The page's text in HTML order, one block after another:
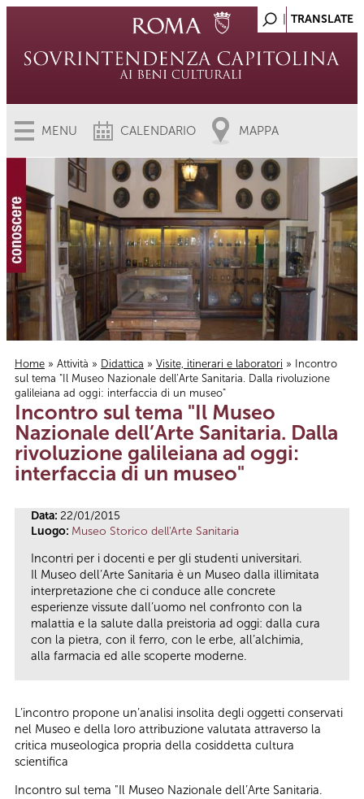
MENU CALENDARIO MAPPA
Tu sei qui
Home » Attività » Didattica » Visite, itinerari e laboratori » Incontro
sul tema "Il Museo Nazionale dell’Arte Sanitaria. Dalla rivoluzione
galileiana ad oggi: interfaccia di un museo"
Incontro sul tema "Il Museo
Nazionale dell’Arte Sanitaria. Dalla
rivoluzione galileiana ad oggi:
interfaccia di un museo"
Data: 22/01/2015
Luogo: Museo Storico dell'Arte Sanitaria
Incontri per i docenti e per gli studenti universitari.
Il Museo dell’Arte Sanitaria è un Museo dalla illimitata
interpretazione che ci conduce alle concrete
esperienze vissute dall’uomo nel confronto con la
malattia e la salute dalla preistoria ad oggi: dalla cura
con la pietra, con il ferro, con le erbe, all’alchimia,
alla farmacia ed alle scoperte moderne.
L’incontro propone un’analisi insolita degli oggetti conservati
nel Museo e della loro attribuzione valutata attraverso la
critica museologica propria della cosiddetta cultura
scientifica
Incontro sul tema "Il Museo Nazionale dell’Arte Sanitaria.